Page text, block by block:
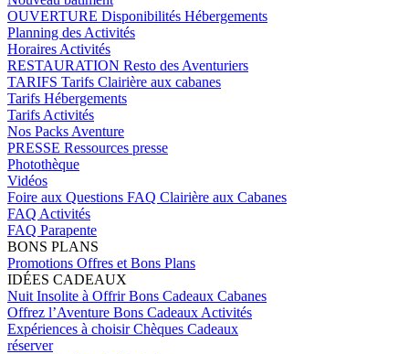
OUVERTURE Disponibilités Hébergements
Planning des Activités
Horaires Activités
RESTAURATION Resto des Aventuriers
TARIFS Tarifs Clairière aux cabanes
Tarifs Hébergements
Tarifs Activités
Nos Packs Aventure
PRESSE Ressources presse
Photothèque
Vidéos
Foire aux Questions FAQ Clairière aux Cabanes
FAQ Activités
FAQ Parapente
BONS PLANS
Promotions Offres et Bons Plans
IDÉES CADEAUX
Nuit Insolite à OffrirBons Cadeaux Cabanes
Offrez l’Aventure Bons Cadeaux Activités
Expériences à choisirChèques Cadeaux
réserver